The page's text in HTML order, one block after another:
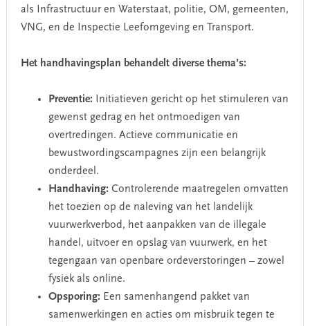
als Infrastructuur en Waterstaat, politie, OM, gemeenten,
VNG, en de Inspectie Leefomgeving en Transport.
Het handhavingsplan behandelt diverse thema’s:
Preventie:Initiatieven gericht op het stimuleren van
gewenst gedrag en het ontmoedigen van
overtredingen. Actieve communicatie en
bewustwordingscampagnes zijn een belangrijk
onderdeel.
Handhaving:Controlerende maatregelen omvatten
het toezien op de naleving van het landelijk
vuurwerkverbod, het aanpakken van de illegale
handel, uitvoer en opslag van vuurwerk, en het
tegengaan van openbare ordeverstoringen – zowel
fysiek als online.
Opsporing:Een samenhangend pakket van
samenwerkingen en acties om misbruik tegen te